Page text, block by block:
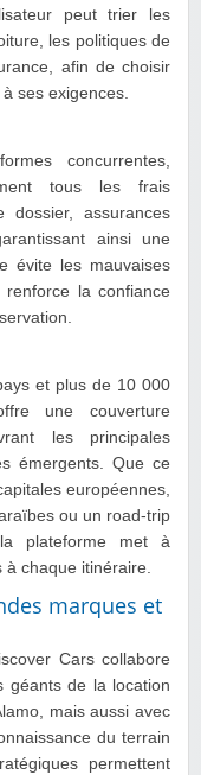
peut trier les
les politiques de
afin de choisir
ses exigences.
concurrentes,
tous les frais
assurances
ainsi une
évite les mauvaises
la confiance
et plus de 10 000
une couverture
les principales
émergents. Que ce
européennes,
ou un road-trip
plateforme met à
à chaque itinéraire.
marques et
Cars collabore
géants de la location
mais aussi avec
du terrain
permettent